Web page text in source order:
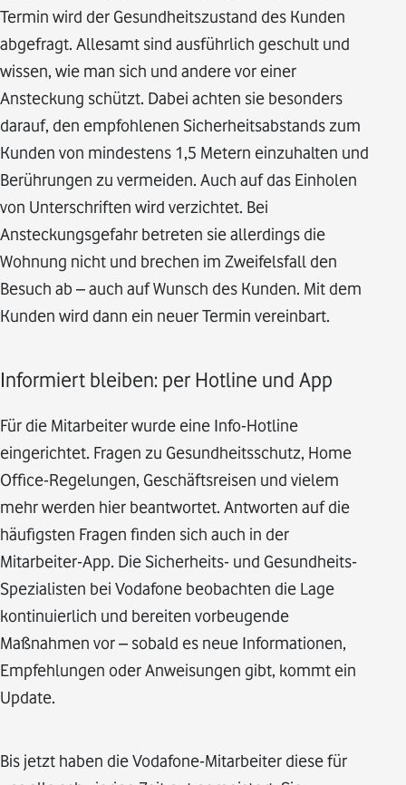
Termin wird der Gesundheitszustand des Kunden
abgefragt. Allesamt sind ausführlich geschult und
wissen, wie man sich und andere vor einer
Ansteckung schützt. Dabei achten sie besonders
darauf, den empfohlenen Sicherheitsabstands zum
Kunden von mindestens 1,5 Metern einzuhalten und
Berührungen zu vermeiden. Auch auf das Einholen
von Unterschriften wird verzichtet. Bei
Ansteckungsgefahr betreten sie allerdings die
Wohnung nicht und brechen im Zweifelsfall den
Besuch ab – auch auf Wunsch des Kunden. Mit dem
Kunden wird dann ein neuer Termin vereinbart.
Informiert bleiben: per Hotline und App
Für die Mitarbeiter wurde eine Info-Hotline
eingerichtet. Fragen zu Gesundheitsschutz, Home
Office-Regelungen, Geschäftsreisen und vielem
mehr werden hier beantwortet. Antworten auf die
häufigsten Fragen finden sich auch in der
Mitarbeiter-App. Die Sicherheits- und Gesundheits-
Spezialisten bei Vodafone beobachten die Lage
kontinuierlich und bereiten vorbeugende
Maßnahmen vor – sobald es neue Informationen,
Empfehlungen oder Anweisungen gibt, kommt ein
Update.
Bis jetzt haben die Vodafone-Mitarbeiter diese für